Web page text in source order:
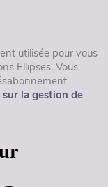
utilisée pour vous
Ellipses. Vous
la gestion de